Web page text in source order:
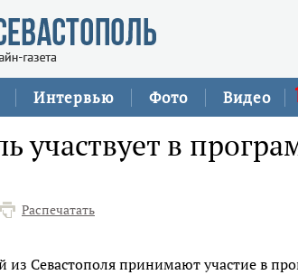
Интервью Фото Видео
участвует в
Распечатать
из Севастополя принимают участие в